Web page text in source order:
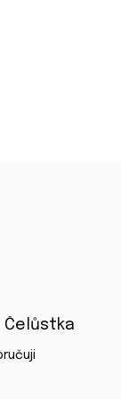
Čelůstka